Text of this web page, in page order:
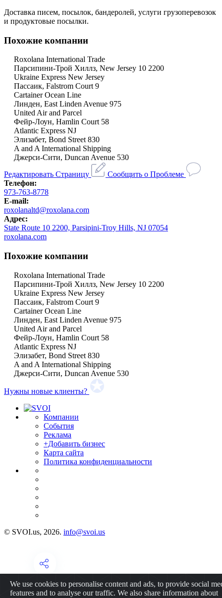
Доставка писем, посылок, бандеролей, услуги грузоперевозок
и продуктовые посылки.
Похожие компании
Roxolana International Trade
Парсипини-Трой Хиллз, New Jersey 10 2200
Ukraine Express New Jersey
Пассаик, Falstrom Court 9
Cartainer Ocean Line
Линден, East Linden Avenue 975
United Air and Parcel
Фейр-Лоун, Hamlin Court 58
Atlantic Express NJ
Элизабет, Bond Street 830
A and A International Shipping
Джерси-Сити, Duncan Avenue 530
Редактировать Страницу
Сообщить о Проблеме
Телефон:
973-763-8778
E-mail:
roxolanaltd@roxolana.com
Адрес:
State Route 10 2200, Parsipini-Troy Hills, NJ 07054
roxolana.com
Похожие компании
Roxolana International Trade
Парсипини-Трой Хиллз, New Jersey 10 2200
Ukraine Express New Jersey
Пассаик, Falstrom Court 9
Cartainer Ocean Line
Линден, East Linden Avenue 975
United Air and Parcel
Фейр-Лоун, Hamlin Court 58
Atlantic Express NJ
Элизабет, Bond Street 830
A and A International Shipping
Джерси-Сити, Duncan Avenue 530
Нужны новые клиенты?
Компании
События
Реклама
+Добавить бизнес
Карта сайта
Политика конфиденциальности
© SVOI.us, 2026. info@svoi.us
We use cookies to personalise content and ads, to provide social
features and to analyse our traffic. We also share information about